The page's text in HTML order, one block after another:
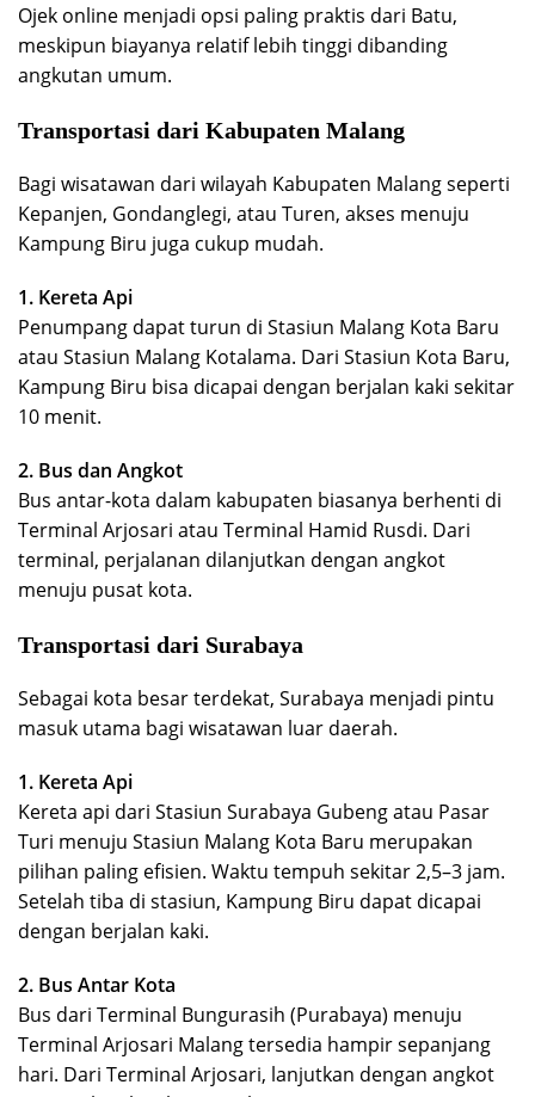
Ojek online menjadi opsi paling praktis dari Batu,
meskipun biayanya relatif lebih tinggi dibanding
angkutan umum.
Transportasi dari Kabupaten Malang
Bagi wisatawan dari wilayah Kabupaten Malang seperti
Kepanjen, Gondanglegi, atau Turen, akses menuju
Kampung Biru juga cukup mudah.
1. Kereta Api
Penumpang dapat turun di Stasiun Malang Kota Baru
atau Stasiun Malang Kotalama. Dari Stasiun Kota Baru,
Kampung Biru bisa dicapai dengan berjalan kaki sekitar
10 menit.
2. Bus dan Angkot
Bus antar-kota dalam kabupaten biasanya berhenti di
Terminal Arjosari atau Terminal Hamid Rusdi. Dari
terminal, perjalanan dilanjutkan dengan angkot
menuju pusat kota.
Transportasi dari Surabaya
Sebagai kota besar terdekat, Surabaya menjadi pintu
masuk utama bagi wisatawan luar daerah.
1. Kereta Api
Kereta api dari Stasiun Surabaya Gubeng atau Pasar
Turi menuju Stasiun Malang Kota Baru merupakan
pilihan paling efisien. Waktu tempuh sekitar 2,5–3 jam.
Setelah tiba di stasiun, Kampung Biru dapat dicapai
dengan berjalan kaki.
2. Bus Antar Kota
Bus dari Terminal Bungurasih (Purabaya) menuju
Terminal Arjosari Malang tersedia hampir sepanjang
hari. Dari Terminal Arjosari, lanjutkan dengan angkot